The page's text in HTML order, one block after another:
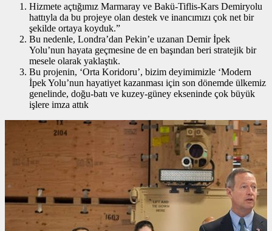
Hizmete açtığımız Marmaray ve Bakü-Tiflis-Kars Demiryolu
hattıyla da bu projeye olan destek ve inancımızı çok net bir
şekilde ortaya koyduk.”
Bu nedenle, Londra’dan Pekin’e uzanan Demir İpek
Yolu’nun hayata geçmesine de en başından beri stratejik bir
mesele olarak yaklaştık.
Bu projenin, ‘Orta Koridoru’, bizim deyimimizle ‘Modern
İpek Yolu’nun hayatiyet kazanması için son dönemde ülkemiz
genelinde, doğu-batı ve kuzey-güney ekseninde çok büyük
işlere imza attık